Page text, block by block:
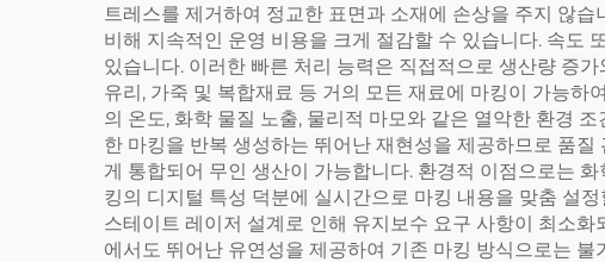
트레스를 제거하여 정교한 표면과 소재에 손상을 주지 않
비해 지속적인 운영 비용을 크게 절감할 수 있습니다. 속도
있습니다. 이러한 빠른 처리 능력은 직접적으로 생산량 증
유리, 가죽 및 복합재료 등 거의 모든 재료에 마킹이 가능
의 온도, 화학 물질 노출, 물리적 마모와 같은 열악한 환경
한 마킹을 반복 생성하는 뛰어난 재현성을 제공하므로 품
게 통합되어 무인 생산이 가능합니다. 환경적 이점으로는
킹의 디지털 특성 덕분에 실시간으로 마킹 내용을 맞춤 설
스테이트 레이저 설계로 인해 유지보수 요구 사항이 최소
에서도 뛰어난 유연성을 제공하여 기존 마킹 방식으로는